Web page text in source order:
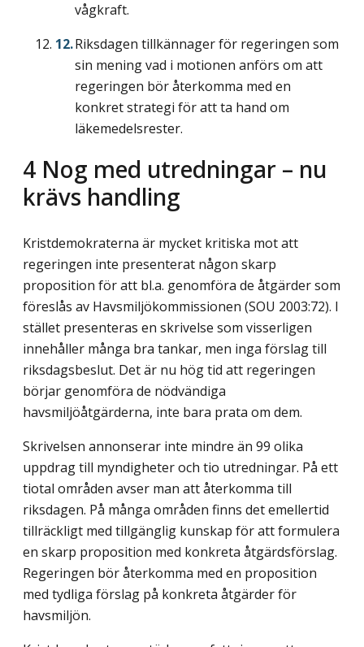
vågkraft.
Riksdagen tillkännager för regeringen som
sin mening vad i motionen anförs om att
regeringen bör återkomma med en
konkret strategi för att ta hand om
läkemedelsrester.
4 Nog med utredningar – nu
krävs handling
Kristdemokraterna är mycket kritiska mot att
regeringen inte presenterat någon skarp
proposition för att bl.a. genomföra de åtgärder som
föreslås av Havsmiljökommissionen (SOU 2003:72). I
stället presenteras en skrivelse som visserligen
innehåller många bra tankar, men inga förslag till
riksdagsbeslut. Det är nu hög tid att regeringen
börjar genomföra de nödvändiga
havsmiljöåtgärderna, inte bara prata om dem.
Skrivelsen annonserar inte mindre än 99 olika
uppdrag till myndigheter och tio utredningar. På ett
tiotal områden avser man att återkomma till
riksdagen. På många områden finns det emellertid
tillräckligt med tillgänglig kunskap för att formulera
en skarp proposition med konkreta åtgärdsförslag.
Regeringen bör återkomma med en proposition
med tydliga förslag på konkreta åtgärder för
havsmiljön.